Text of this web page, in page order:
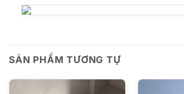
SẢN PHẨM TƯƠNG TỰ